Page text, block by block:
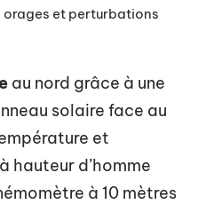
orages et perturbations
au nord grâce à une
solaire face au
et
hauteur d’homme
à 10 mètres